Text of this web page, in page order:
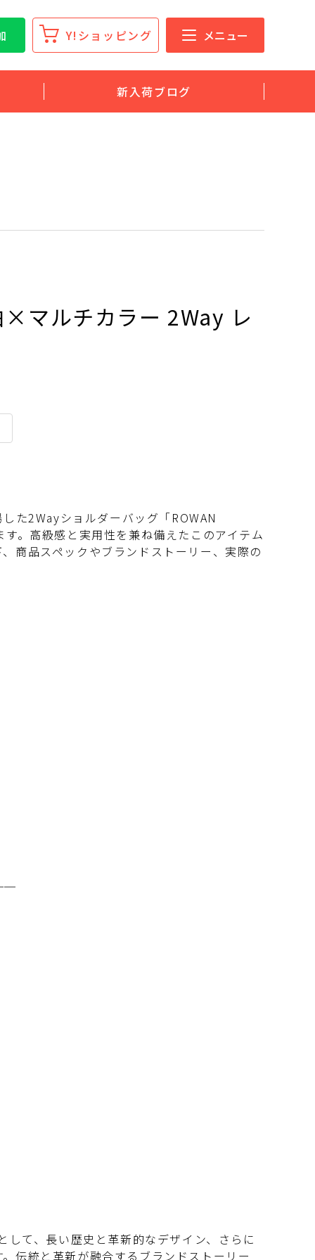
Y!ショッピング メニュー
新入荷ブログ
×マルチカラー 2Way レ
た2Wayショルダーバッグ「ROWAN
。高級感と実用性を兼ね備えたこのアイテム
商品スペックやブランドストーリー、実際の
て、長い歴史と革新的なデザイン、さらに
伝統と革新が融合するブランドストーリー